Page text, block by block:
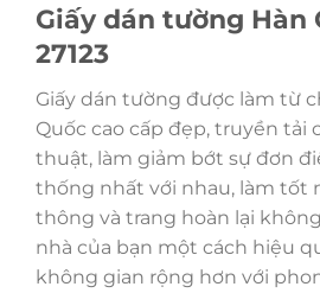
Giấy dán tường Hàn
27123
Giấy dán tường được làm từ
Quốc cao cấp đẹp, truyền tải
thuật, làm giảm bớt sự đơn
thống nhất với nhau, làm tốt
thông và trang hoàn lại
nhà của bạn một cách hiệu
không gian rộng hơn với